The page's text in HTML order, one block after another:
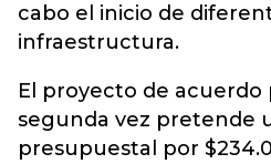
cabo el inicio de
infraestructura.
El proyecto de
segunda vez pretende
presupuestal por